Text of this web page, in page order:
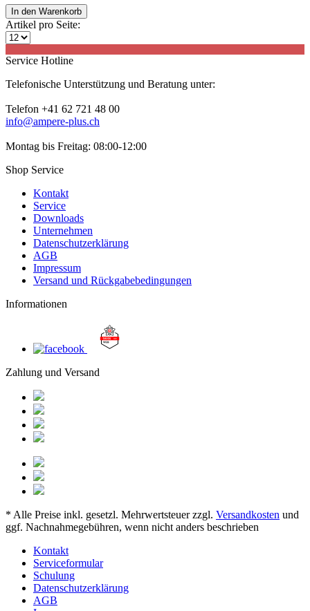
In den Warenkorb
Artikel pro Seite:
Service Hotline
Telefonische Unterstützung und Beratung unter:
Telefon +41 62 721 48 00
info@ampere-plus.ch
Montag bis Freitag: 08:00-12:00
Shop Service
Kontakt
Service
Downloads
Unternehmen
Datenschutzerklärung
AGB
Impressum
Versand und Rückgabebedingungen
Informationen
Zahlung und Versand
* Alle Preise inkl. gesetzl. Mehrwertsteuer zzgl. Versandkosten und
ggf. Nachnahmegebühren, wenn nicht anders beschrieben
Kontakt
Serviceformular
Schulung
Datenschutzerklärung
AGB